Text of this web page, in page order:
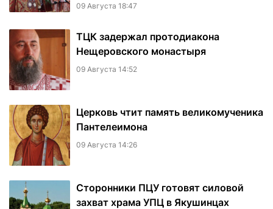
09 Августа 18:47
ТЦК задержал протодиакона
Нещеровского монастыря
09 Августа 14:52
Церковь чтит память великомученика
Пантелеимона
09 Августа 14:26
Сторонники ПЦУ готовят силовой
захват храма УПЦ в Якушинцах